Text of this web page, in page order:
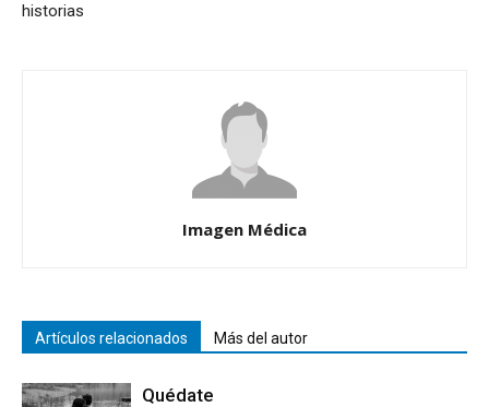
historias
Imagen Médica
Artículos relacionados Más del autor
Quédate